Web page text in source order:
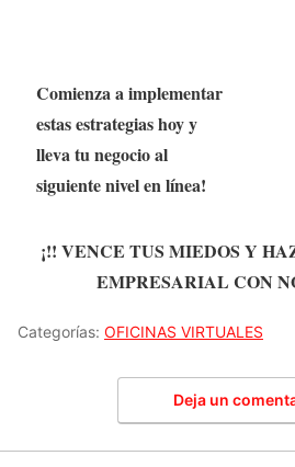
Comienza a implementar
estas estrategias hoy y
lleva tu negocio al
siguiente nivel en línea!
¡!! VENCE TUS MIEDOS Y
EMPRESARIAL CON
Categorías: OFICINAS VIRTUALES
Deja un